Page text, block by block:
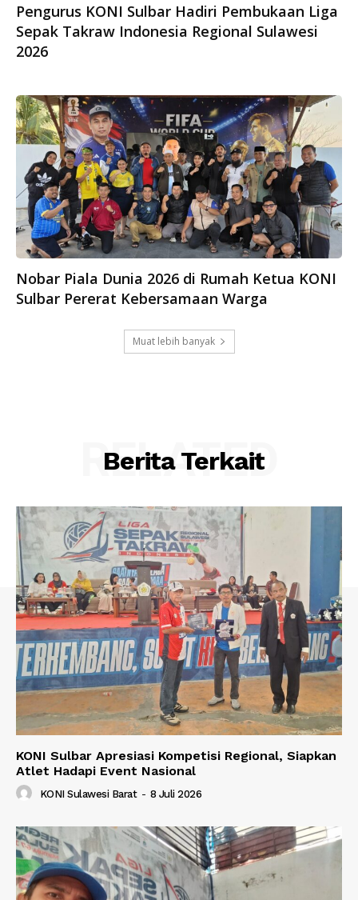
Pengurus KONI Sulbar Hadiri Pembukaan Liga
Sepak Takraw Indonesia Regional Sulawesi
2026
Nobar Piala Dunia 2026 di Rumah Ketua KONI
Sulbar Pererat Kebersamaan Warga
Muat lebih banyak
Berita Terkait
RELATED
KONI Sulbar Apresiasi Kompetisi Regional, Siapkan
Atlet Hadapi Event Nasional
KONI Sulawesi Barat - 8 Juli 2026